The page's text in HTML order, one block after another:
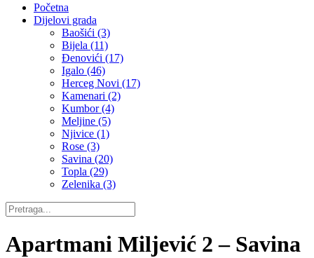
Početna
Dijelovi grada
Baošići (3)
Bijela (11)
Đenovići (17)
Igalo (46)
Herceg Novi (17)
Kamenari (2)
Kumbor (4)
Meljine (5)
Njivice (1)
Rose (3)
Savina (20)
Topla (29)
Zelenika (3)
Apartmani Miljević 2 – Savina